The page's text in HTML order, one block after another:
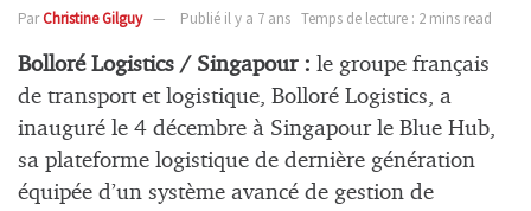
ParChristine Gilguy Publié il y a 7 ans Temps de lecture : 2 mins read
Bolloré Logistics / Singapour : le groupe français
de transport et logistique, Bolloré Logistics, a
inauguré le 4 décembre à Singapour le Blue Hub,
sa plateforme logistique de dernière génération
équipée d’un système avancé de gestion de